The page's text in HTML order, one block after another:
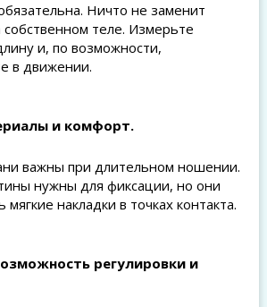
Ничто не заменит
теле. Измерьте
и, по возможности,
в движении.
и комфорт.
важны при длительном ношении.
нужны для фиксации, но они
накладки в точках контакта.
регулировки и